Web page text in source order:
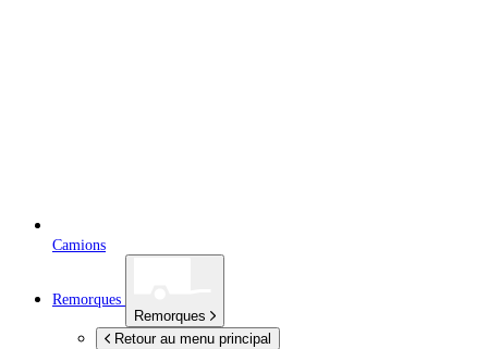
Camions
Remorques
Remorques
Retour au menu principal